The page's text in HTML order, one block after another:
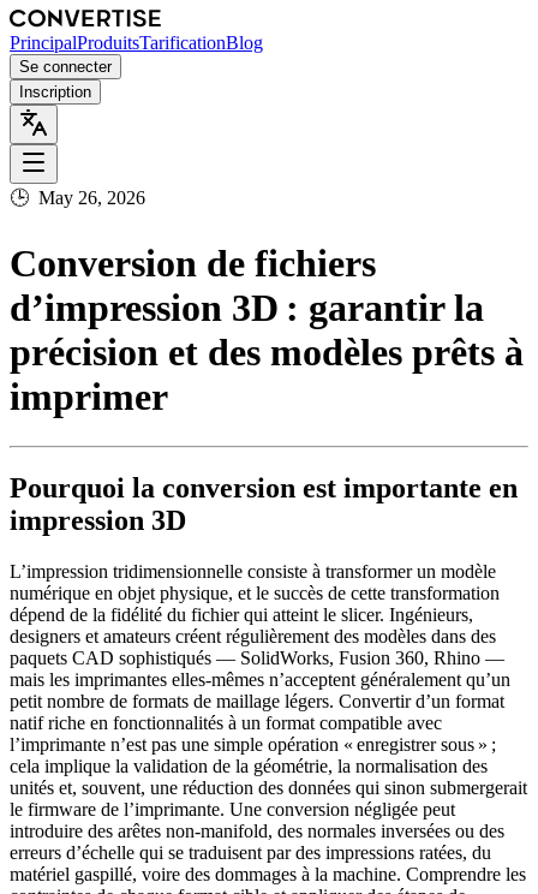
PrincipalProduitsTarificationBlog
Se connecter
Inscription
🕒 May 26, 2026
Conversion de fichiers
d’impression 3D : garantir la
précision et des modèles prêts à
imprimer
Pourquoi la conversion est importante en
impression 3D
L’impression tridimensionnelle consiste à transformer un modèle
numérique en objet physique, et le succès de cette transformation
dépend de la fidélité du fichier qui atteint le slicer. Ingénieurs,
designers et amateurs créent régulièrement des modèles dans des
paquets CAD sophistiqués — SolidWorks, Fusion 360, Rhino —
mais les imprimantes elles‑mêmes n’acceptent généralement qu’un
petit nombre de formats de maillage légers. Convertir d’un format
natif riche en fonctionnalités à un format compatible avec
l’imprimante n’est pas une simple opération « enregistrer sous » ;
cela implique la validation de la géométrie, la normalisation des
unités et, souvent, une réduction des données qui sinon submergerait
le firmware de l’imprimante. Une conversion négligée peut
introduire des arêtes non‑manifold, des normales inversées ou des
erreurs d’échelle qui se traduisent par des impressions ratées, du
matériel gaspillé, voire des dommages à la machine. Comprendre les